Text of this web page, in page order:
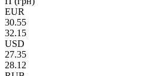
EUR
30.55
32.15
USD
27.35
28.12